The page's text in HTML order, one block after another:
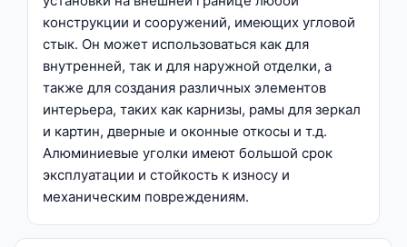
конструкции и сооружений, имеющих угловой
стык. Он может использоваться как для
внутренней, так и для наружной отделки, а
также для создания различных элементов
интерьера, таких как карнизы, рамы для зеркал
и картин, дверные и оконные откосы и т.д.
Алюминиевые уголки имеют большой срок
эксплуатации и стойкость к износу и
механическим повреждениям.